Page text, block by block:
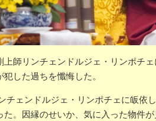
師リンチェンドルジェ・リンポチ
した過ちを懺悔した。
チェンドルジェ・リンポチェに皈依
。因縁のせいか、気に入った物件